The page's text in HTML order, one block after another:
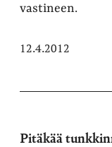
vastineen.
12.4.2012
Pitäkää